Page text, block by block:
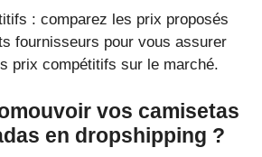
: comparez les prix proposés
fournisseurs pour vous assurer
prix compétitifs sur le marché.
vos camisetas
en dropshipping ?